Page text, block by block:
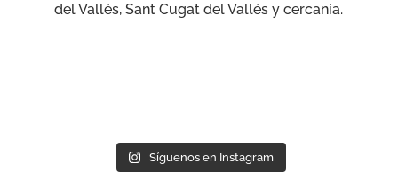
del Vallés, Sant Cugat del Vallés y cercanía.
Síguenos en Instagram